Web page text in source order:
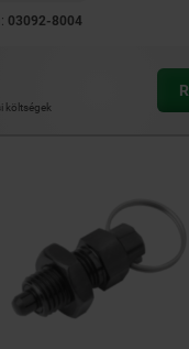
03092-8004
költségek